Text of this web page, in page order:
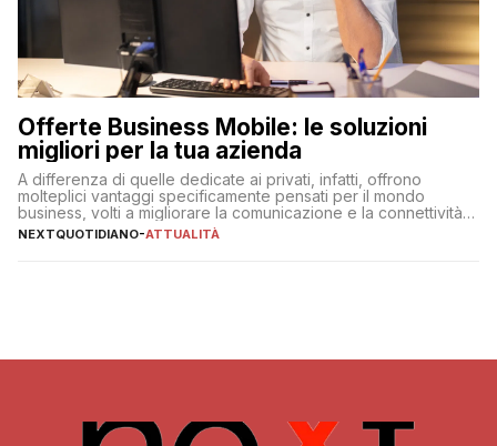
Offerte Business Mobile: le soluzioni
migliori per la tua azienda
A differenza di quelle dedicate ai privati, infatti, offrono
molteplici vantaggi specificamente pensati per il mondo
business, volti a migliorare la comunicazione e la connettività
degli utenti
NEXTQUOTIDIANO-ATTUALITÀ